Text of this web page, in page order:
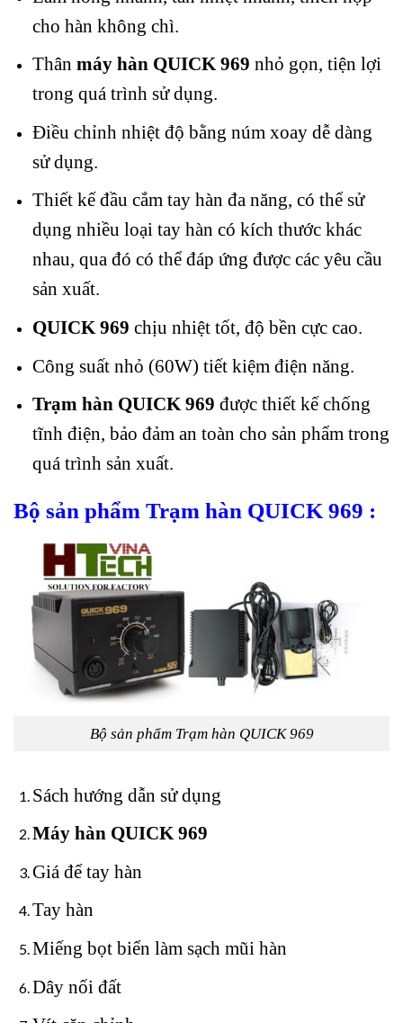
cho hàn không chì.
Thân máy hàn QUICK 969 nhỏ gọn, tiện lợi
trong quá trình sử dụng.
Điều chỉnh nhiệt độ bằng núm xoay dễ dàng
sử dụng.
Thiết kế đầu cắm tay hàn đa năng, có thể sử
dụng nhiều loại tay hàn có kích thước khác
nhau, qua đó có thể đáp ứng được các yêu cầu
sản xuất.
QUICK 969 chịu nhiệt tốt, độ bền cực cao.
Công suất nhỏ (60W) tiết kiệm điện năng.
Trạm hàn QUICK 969 được thiết kế chống
tĩnh điện, bảo đảm an toàn cho sản phẩm trong
quá trình sản xuất.
Bộ sản phẩm Trạm hàn QUICK 969 :
Bộ sản phẩm Trạm hàn QUICK 969
Sách hướng dẫn sử dụng
Máy hàn QUICK 969
Giá để tay hàn
Tay hàn
Miếng bọt biển làm sạch mũi hàn
Dây nối đất